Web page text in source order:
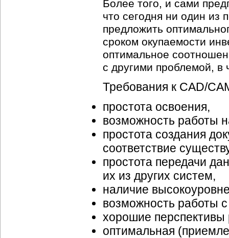
Более того, и сами
что сегодня ни один из
предложить
сроком окупаемости
оптимальное
с другими проблемой, в
Требования к CAD/
простота освоения,
возможность работы
простота создания
соответствие
простота передачи
их из других систем,
наличие
возможность работы
хорошие перспективы
оптимальная